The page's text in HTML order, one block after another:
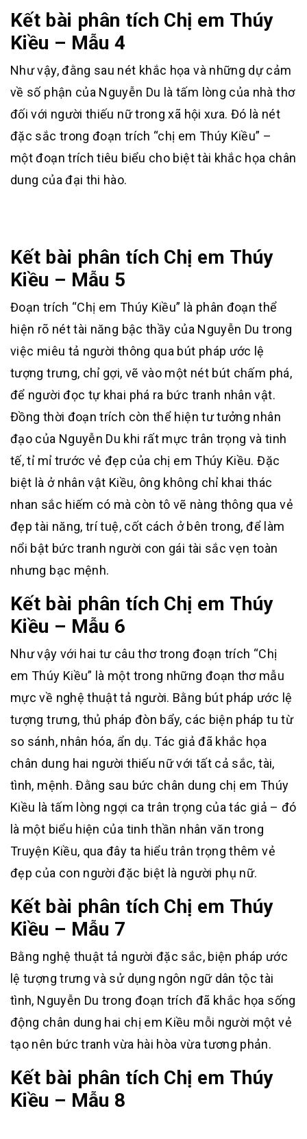
Kết bài phân tích Chị em Thúy
Kiều – Mẫu 4
Như vậy, đằng sau nét khắc họa và những dự cảm
về số phận của Nguyễn Du là tấm lòng của nhà thơ
đối với người thiếu nữ trong xã hội xưa. Đó là nét
đặc sắc trong đoạn trích “chị em Thúy Kiều” –
một đoạn trích tiêu biểu cho biệt tài khắc họa chân
dung của đại thi hào.
Kết bài phân tích Chị em Thúy
Kiều – Mẫu 5
Đoạn trích “Chị em Thúy Kiều” là phân đoạn thể
hiện rõ nét tài năng bậc thầy của Nguyễn Du trong
việc miêu tả người thông qua bút pháp ước lệ
tượng trưng, chỉ gợi, vẽ vào một nét bút chấm phá,
để người đọc tự khai phá ra bức tranh nhân vật.
Đồng thời đoạn trích còn thể hiện tư tưởng nhân
đạo của Nguyễn Du khi rất mực trân trọng và tinh
tế, tỉ mỉ trước vẻ đẹp của chị em Thúy Kiều. Đặc
biệt là ở nhân vật Kiều, ông không chỉ khai thác
nhan sắc hiếm có mà còn tô vẽ nàng thông qua vẻ
đẹp tài năng, trí tuệ, cốt cách ở bên trong, để làm
nổi bật bức tranh người con gái tài sắc vẹn toàn
nhưng bạc mệnh.
Kết bài phân tích Chị em Thúy
Kiều – Mẫu 6
Như vậy với hai tư câu thơ trong đoạn trích “Chị
em Thúy Kiều” là một trong những đoạn thơ mẫu
mực về nghệ thuật tả người. Bằng bút pháp ước lệ
tượng trưng, thủ pháp đòn bẩy, các biện pháp tu từ
so sánh, nhân hóa, ẩn dụ. Tác giả đã khắc họa
chân dung hai người thiếu nữ với tất cả sắc, tài,
tình, mệnh. Đằng sau bức chân dung chị em Thúy
Kiều là tấm lòng ngợi ca trân trọng của tác giả – đó
là một biểu hiện của tinh thần nhân văn trong
Truyện Kiều, qua đây ta hiểu trân trọng thêm vẻ
đẹp của con người đặc biệt là người phụ nữ.
Kết bài phân tích Chị em Thúy
Kiều – Mẫu 7
Bằng nghệ thuật tả người đặc sắc, biện pháp ước
lệ tượng trưng và sử dụng ngôn ngữ dân tộc tài
tình, Nguyễn Du trong đoạn trích đã khắc họa sống
động chân dung hai chị em Kiều mỗi người một vẻ
tạo nên bức tranh vừa hài hòa vừa tương phản.
Kết bài phân tích Chị em Thúy
Kiều – Mẫu 8